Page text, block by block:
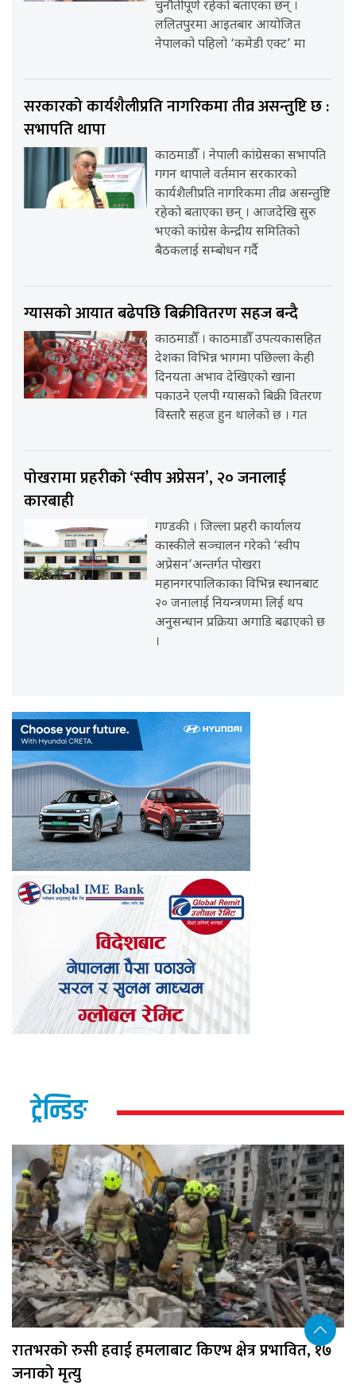
चुनौतीपूर्ण रहेको बताएका छन् ।
ललितपुरमा आइतबार आयोजित
नेपालको पहिलो ‘कमेडी एक्ट’ मा
सरकारको कार्यशैलीप्रति नागरिकमा तीव्र असन्तुष्टि छ :
सभापति थापा
काठमाडौँ । नेपाली कांग्रेसका सभापति
गगन थापाले वर्तमान सरकारको
कार्यशैलीप्रति नागरिकमा तीव्र असन्तुष्टि
रहेको बताएका छन् । आजदेखि सुरु
भएको कांग्रेस केन्द्रीय समितिको
बैठकलाई सम्बोधन गर्दै
ग्यासको आयात बढेपछि बिक्रीवितरण सहज बन्दै
काठमाडौँ । काठमाडौँ उपत्यकासहित
देशका विभिन्न भागमा पछिल्ला केही
दिनयता अभाव देखिएको खाना
पकाउने एलपी ग्यासको बिक्री वितरण
विस्तारै सहज हुन थालेको छ । गत
पोखरामा प्रहरीको ‘स्वीप अप्रेसन’, २० जनालाई
कारबाही
गण्डकी । जिल्ला प्रहरी कार्यालय
कास्कीले सञ्चालन गरेको ‘स्वीप
अप्रेसन’अन्तर्गत पोखरा
महानगरपालिकाका विभिन्न स्थानबाट
२० जनालाई नियन्त्रणमा लिई थप
अनुसन्धान प्रक्रिया अगाडि बढाएको छ
।
ट्रेन्डिङ
रातभरको रुसी हवाई हमलाबाट किएभ क्षेत्र प्रभावित, १७
जनाको मृत्यु